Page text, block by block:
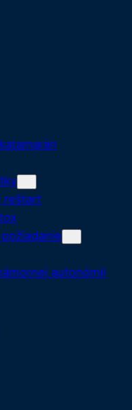
reštart
autonómii